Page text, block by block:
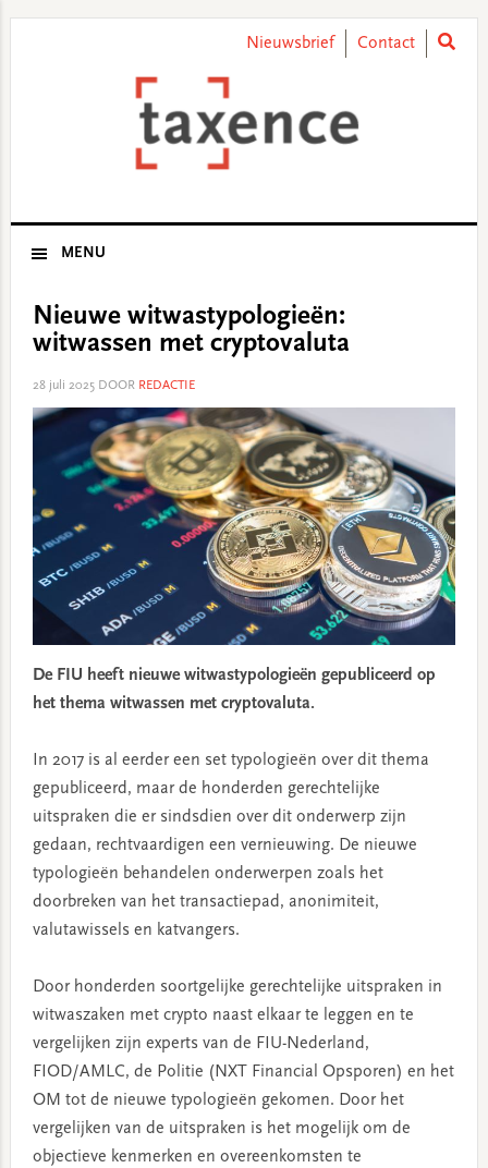
Nieuwsbrief Contact
MENU
Nieuwe witwastypologieën:
witwassen met cryptovaluta
28 juli 2025DOOR REDACTIE
De FIU heeft nieuwe witwastypologieën gepubliceerd op
het thema witwassen met cryptovaluta.
In 2017 is al eerder een set typologieën over dit thema
gepubliceerd, maar de honderden gerechtelijke
uitspraken die er sindsdien over dit onderwerp zijn
gedaan, rechtvaardigen een vernieuwing. De nieuwe
typologieën behandelen onderwerpen zoals het
doorbreken van het transactiepad, anonimiteit,
valutawissels en katvangers.
Door honderden soortgelijke gerechtelijke uitspraken in
witwaszaken met crypto naast elkaar te leggen en te
vergelijken zijn experts van de FIU-Nederland,
FIOD/AMLC, de Politie (NXT Financial Opsporen) en het
OM tot de nieuwe typologieën gekomen. Door het
vergelijken van de uitspraken is het mogelijk om de
objectieve kenmerken en overeenkomsten te